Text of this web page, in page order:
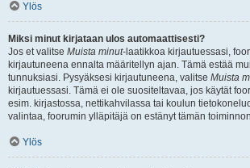
Ylös
Miksi minut kirjataan ulos automaattisesti?
Jos et valitse Muista minut-laatikkoa kirjautuessasi,
kirjautuneena ennalta määritellyn ajan. Tämä estää
tunnuksiasi. Pysyäksesi kirjautuneena, valitse Muista
kirjautuessasi. Tämä ei ole suositeltavaa, jos käytät
esim. kirjastossa, nettikahvilassa tai koulun
valintaa, foorumin ylläpitäjä on estänyt tämän
Ylös